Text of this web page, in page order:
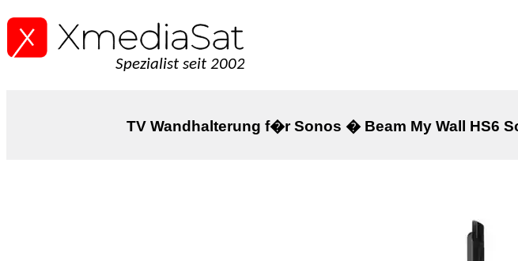
Spezialist seit 2002
TV Wandhalterung f�r Sonos � Beam My Wall HS6